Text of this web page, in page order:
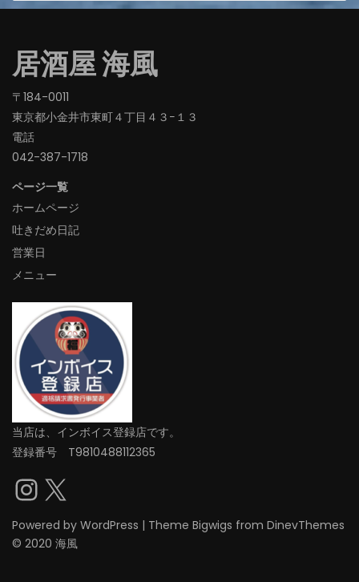
居酒屋 海風
〒184-0011
東京都小金井市東町４丁目４３−１３
電話
042-387-1718‬
ページ一覧
ホームページ
吐きだめ日記
営業日
メニュー
当店は、インボイス登録店です。
登録番号 T9810488112365
Instagram
X
Powered by WordPress | Theme Bigwigs from DinevThemes
© 2020 海風